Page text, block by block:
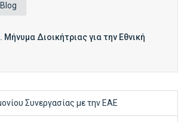
Διοικήτριας για την Εθνική
Συνεργασίας με την ΕΑΕ